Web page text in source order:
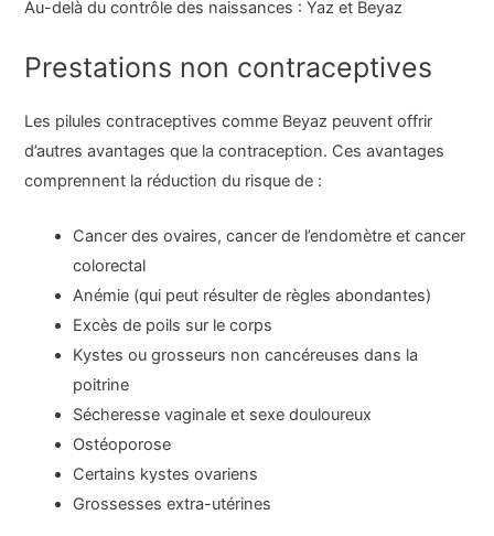
Au-delà du contrôle des naissances : Yaz et Beyaz
Prestations non contraceptives
Les pilules contraceptives comme Beyaz peuvent offrir
d’autres avantages que la contraception. Ces avantages
comprennent la réduction du risque de :
Cancer des ovaires, cancer de l’endomètre et cancer
colorectal
Anémie (qui peut résulter de règles abondantes)
Excès de poils sur le corps
Kystes ou grosseurs non cancéreuses dans la
poitrine
Sécheresse vaginale et sexe douloureux
Ostéoporose
Certains kystes ovariens
Grossesses extra-utérines